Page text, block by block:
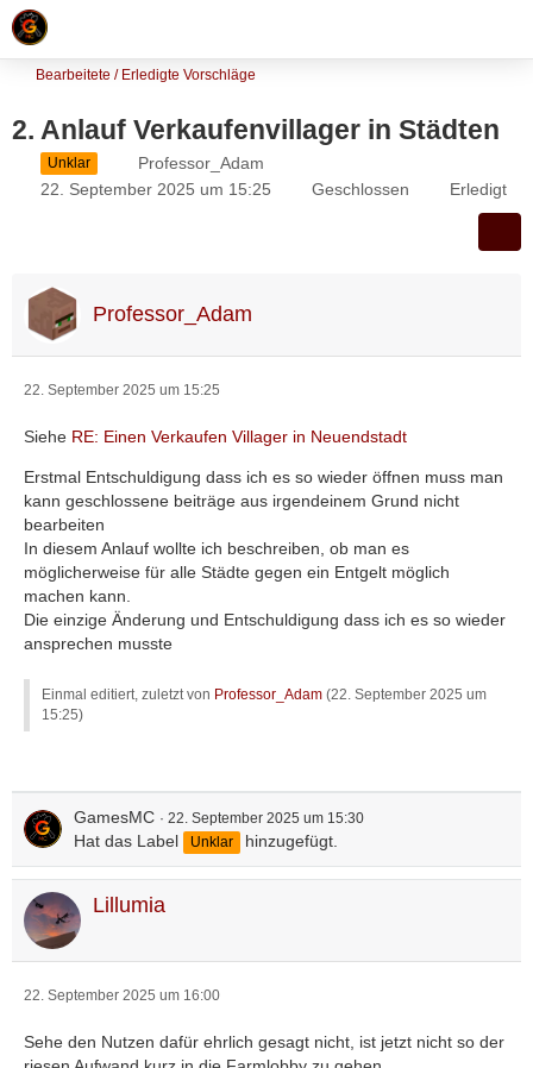
Bearbeitete / Erledigte Vorschläge
2. Anlauf Verkaufenvillager in Städten
Unklar
Professor_Adam
22. September 2025 um 15:25
Geschlossen Erledigt
Professor_Adam
22. September 2025 um 15:25
Siehe RE: Einen Verkaufen Villager in Neuendstadt
Erstmal Entschuldigung dass ich es so wieder öffnen muss man
kann geschlossene beiträge aus irgendeinem Grund nicht
bearbeiten
In diesem Anlauf wollte ich beschreiben, ob man es
möglicherweise für alle Städte gegen ein Entgelt möglich
machen kann.
Die einzige Änderung und Entschuldigung dass ich es so wieder
ansprechen musste
Einmal editiert, zuletzt von Professor_Adam (22. September 2025 um
15:25)
GamesMC 22. September 2025 um 15:30
Hat das Label Unklar hinzugefügt.
Lillumia
22. September 2025 um 16:00
Sehe den Nutzen dafür ehrlich gesagt nicht, ist jetzt nicht so der